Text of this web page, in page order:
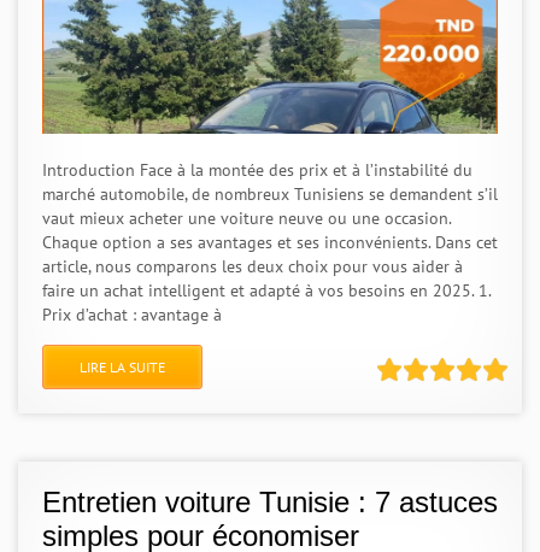
Introduction Face à la montée des prix et à l’instabilité du
marché automobile, de nombreux Tunisiens se demandent s’il
vaut mieux acheter une voiture neuve ou une occasion.
Chaque option a ses avantages et ses inconvénients. Dans cet
article, nous comparons les deux choix pour vous aider à
faire un achat intelligent et adapté à vos besoins en 2025. 1.
Prix d’achat : avantage à
LIRE LA SUITE
Entretien voiture Tunisie : 7 astuces
simples pour économiser